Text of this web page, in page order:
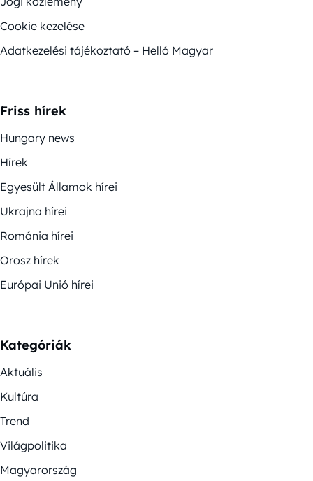
Cookie kezelése
Adatkezelési tájékoztató – Helló Magyar
Friss hírek
Hungary news
Hírek
Egyesült Államok hírei
Ukrajna hírei
Románia hírei
Orosz hírek
Európai Unió hírei
Kategóriák
Aktuális
Kultúra
Trend
Világpolitika
Magyarország